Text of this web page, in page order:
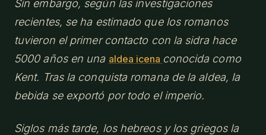
Sin embargo, según las investigaciones
recientes, se ha estimado que los romanos
tuvieron el primer contacto con la sidra hace
5000 años en una aldea icena conocida como
Kent. Tras la conquista romana de la aldea, la
bebida se exportó por todo el imperio.
Siglos más tarde, los hebreos y los griegos la